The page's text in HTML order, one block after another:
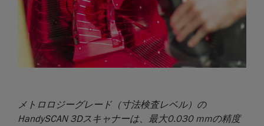
メトロロジーグレード（寸法検査レベル）の
HandySCAN 3Dスキャナーは、最大0.030 mmの精度